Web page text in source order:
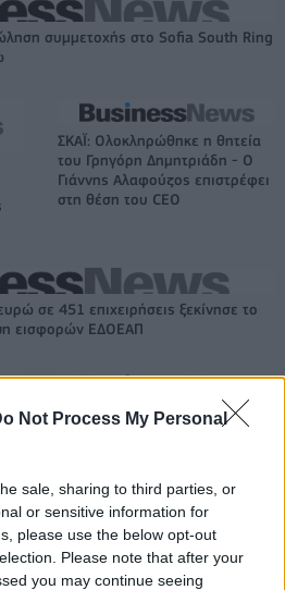
Not Process My Personal
sale, sharing to third parties, or
or sensitive information for
please use the below opt-out
Please note that after your
you may continue seeing
συμμετοχής στο Sofia South Ring
ΣΚΑΪ: Ολοκληρώθηκε η θητεία
του Γρηγόρη Δημητριάδη - Ο
Γιάννης Αλαφούζος επιστρέφει
στη θέση του CEO
σε 451 επιχειρήσεις ξεκίνησε το
εισφορών ΕΔΟΕΑΠ
Σε κινεζική… πολιορκία η
κορυφή της αποδοτικότητας